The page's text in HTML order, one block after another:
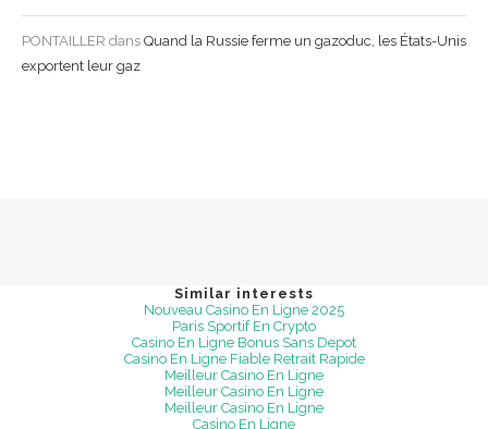
PONTAILLER dans Quand la Russie ferme un gazoduc, les États-Unis
exportent leur gaz
Similar interests
Nouveau Casino En Ligne 2025
Paris Sportif En Crypto
Casino En Ligne Bonus Sans Depot
Casino En Ligne Fiable Retrait Rapide
Meilleur Casino En Ligne
Meilleur Casino En Ligne
Meilleur Casino En Ligne
Casino En Ligne